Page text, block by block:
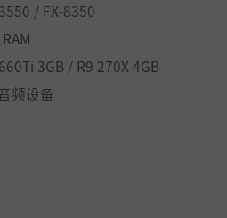
/ FX-8350
3GB / R9 270X 4GB
频设备